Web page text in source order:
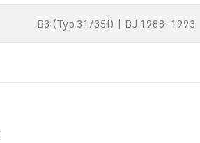
B3 (Typ 31/35i) | BJ 1988-1993